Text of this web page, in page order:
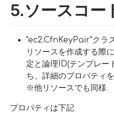
5.ソースコー
"ec2.CfnKeyPair"クラ
リソースを作成する際
定と論理ID(テンプレー
ち、詳細のプロパティ
※他リソースでも同様
プロパティは下記